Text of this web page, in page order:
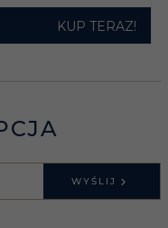
KUP TERAZ!
WYŚLIJ